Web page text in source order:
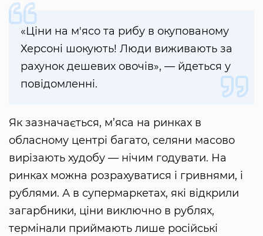
«Ціни на м'ясо та рибу в окупованому
Херсоні шокують! Люди виживають за
рахунок дешевих овочів», — йдеться у
повідомленні.
Як зазначається, м’яса на ринках в
обласному центрі багато, селяни масово
вирізають худобу — нічим годувати. На
ринках можна розрахуватися і гривнями, і
рублями. А в супермаркетах, які відкрили
загарбники, ціни виключно в рублях,
термінали приймають лише російські